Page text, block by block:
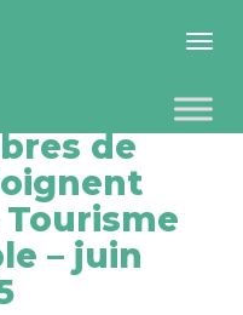
Toggle
de
– juin